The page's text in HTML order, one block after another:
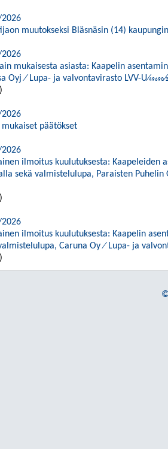
2026
muutokseksi Bläsnäsin (14)
2026
mukaisesta asiasta: Kaapelin
Oyj ⁄ Lupa- ja valvontavirasto LVV-
2026
mukaiset päätökset
2026
ilmoitus kuulutuksesta: Kaapeleiden
sekä valmistelulupa, Paraisten Puhelin
2026
ilmoitus kuulutuksesta: Kaapelin
Caruna Oy ⁄ Lupa- ja